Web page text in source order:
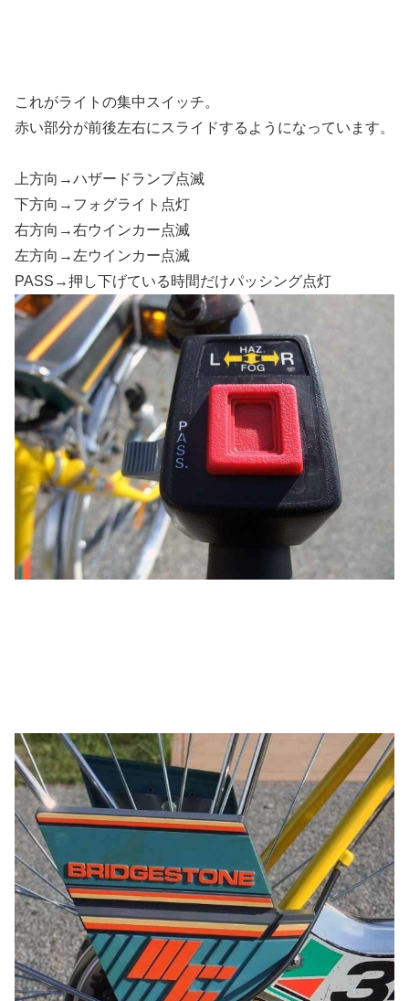
これがライトの集中スイッチ。
赤い部分が前後左右にスライドするようになっています。
上方向→ハザードランプ点滅
下方向→フォグライト点灯
右方向→右ウインカー点滅
左方向→左ウインカー点滅
PASS→押し下げている時間だけパッシング点灯